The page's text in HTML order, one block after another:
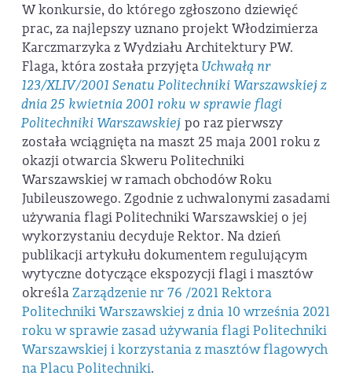
W konkursie, do którego zgłoszono dziewięć
prac, za najlepszy uznano projekt Włodzimierza
Karczmarzyka z Wydziału Architektury PW.
Flaga, która została przyjętaUchwałą nr
123/XLIV/2001 Senatu Politechniki Warszawskiej z
dnia 25 kwietnia 2001 roku w sprawie flagi
Politechniki Warszawskiej po raz pierwszy
została wciągnięta na maszt 25 maja 2001 roku z
okazji otwarcia Skweru Politechniki
Warszawskiej w ramach obchodów Roku
Jubileuszowego. Zgodnie z uchwalonymi zasadami
używania flagi Politechniki Warszawskiej o jej
wykorzystaniu decyduje Rektor. Na dzień
publikacji artykułu dokumentem regulującym
wytyczne dotyczące ekspozycji flagi i masztów
określaZarządzenie nr 76 /2021 Rektora
Politechniki Warszawskiej z dnia 10 września 2021
roku w sprawie zasad używania flagi Politechniki
Warszawskiej i korzystania z masztów flagowych
na Placu Politechniki.